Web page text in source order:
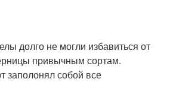
долго не могли избавиться от
привычным сортам.
заполонял собой все